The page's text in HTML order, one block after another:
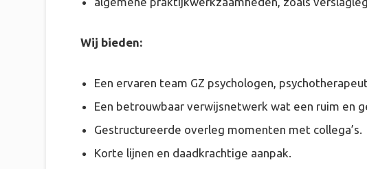
Wij bieden:
Een ervaren team GZ psychologen,
Een betrouwbaar verwijsnetwerk wat een ruim en
Gestructureerde overleg momenten met collega’s.
Korte lijnen en daadkrachtige aanpak.